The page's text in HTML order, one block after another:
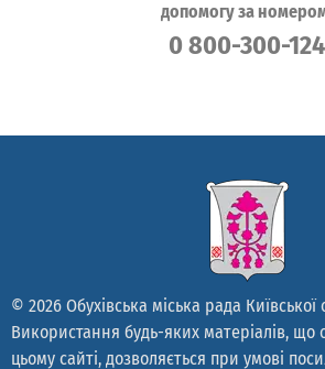
допомогу за
0 800-300-124
© 2026 Обухівська міська рада Київської
Використання будь-яких матеріалів, що
цьому сайті, дозволяється при умові